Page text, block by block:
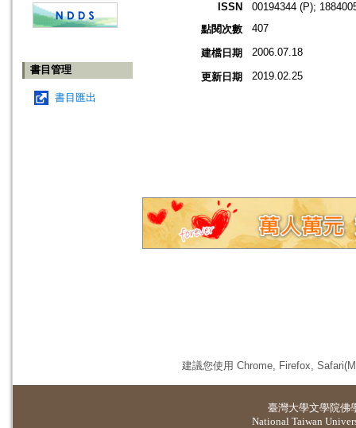
書目管理
書目匯出
ISSN
00194344 (P);
點閱次數
407
建檔日期 2006.07.18
更新日期 2019.02.25
建議您使用 Chrome, Firefox,
臺灣大學文學院佛
National Taiwan